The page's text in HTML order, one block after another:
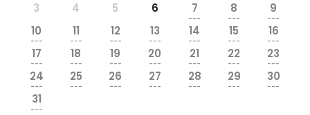
3
4 5 6 7
---
8
---
9
---
10
---
11
---
12
---
13
---
14
---
15
---
16
---
17
---
18
---
19
---
20
---
21
---
22
---
23
---
24
---
25
---
26
---
27
---
28
---
29
---
30
---
31
---